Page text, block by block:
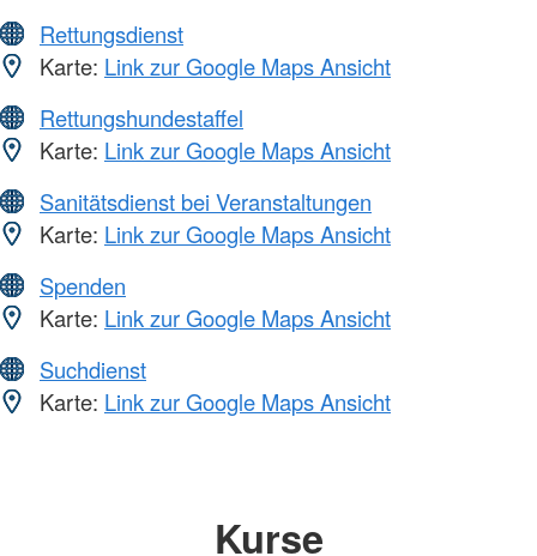
Rettungsdienst
Karte: Link zur Google Maps Ansicht
Rettungshundestaffel
Karte: Link zur Google Maps Ansicht
Sanitätsdienst bei Veranstaltungen
Karte: Link zur Google Maps Ansicht
Spenden
Karte: Link zur Google Maps Ansicht
Suchdienst
Karte: Link zur Google Maps Ansicht
Kurse